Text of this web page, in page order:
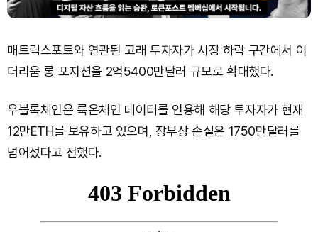
매트릭스포트와 연관된 고래 투자자가 시장 하락 구간에서 이
더리움 롱 포지션을 2억5400만달러 규모로 확대했다.
우블록체인은 룩온체인 데이터를 인용해 해당 투자자가 현재
12만ETH를 보유하고 있으며, 장부상 손실은 1750만달러를
넘어섰다고 전했다.